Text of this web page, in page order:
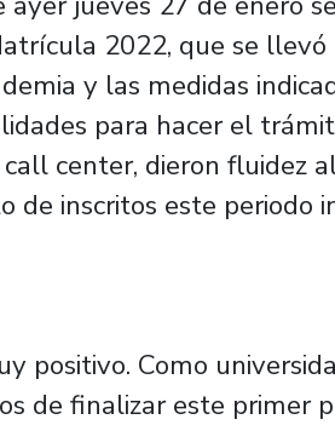
2022, que se llevó
y las medidas
para hacer el
center, dieron fluidez
de inscritos este periodo
positivo. Como
de finalizar este primer